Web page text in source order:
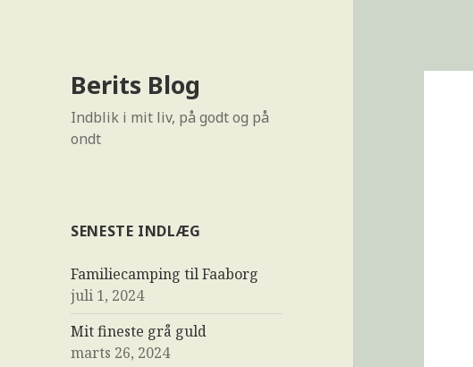
Berits Blog
Indblik i mit liv, på godt og på
ondt
SENESTE INDLÆG
Familiecamping til Faaborg
juli 1, 2024
Mit fineste grå guld
marts 26, 2024